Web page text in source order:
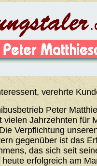
verehrte
Peter
vielen Jahrzehnten für
Verpflichtung
gegenüber ist das
das sich seit
heute erfolgreich am